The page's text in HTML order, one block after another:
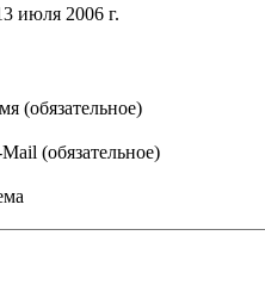
июля 2006 г.
(обязательное)
(обязательное)